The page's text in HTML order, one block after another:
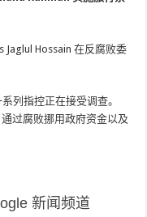
Jaglul Hossain 在反腐败委
列指控正在接受调查。
过腐败挪用政府资金以及
新闻频道